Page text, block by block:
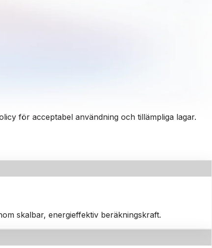
för acceptabel användning och tillämpliga lagar.
skalbar, energieffektiv beräkningskraft.